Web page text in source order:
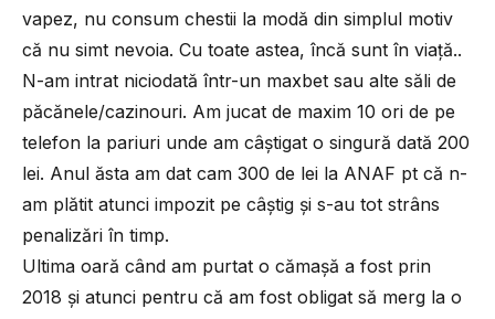
vapez, nu consum chestii la modă din simplul motiv
că nu simt nevoia. Cu toate astea, încă sunt în viață..
N-am intrat niciodată într-un maxbet sau alte săli de
păcănele/cazinouri. Am jucat de maxim 10 ori de pe
telefon la pariuri unde am câștigat o singură dată 200
lei. Anul ăsta am dat cam 300 de lei la ANAF pt că n-
am plătit atunci impozit pe câștig și s-au tot strâns
penalizări în timp.
Ultima oară când am purtat o cămașă a fost prin
2018 și atunci pentru că am fost obligat să merg la o